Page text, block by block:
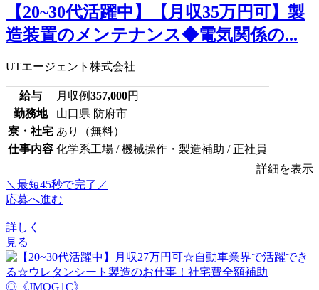
【20~30代活躍中】【月収35万円可】製
造装置のメンテナンス◆電気関係の...
UTエージェント株式会社
給与 月収例357,000円
勤務地
山口県 防府市
寮・社宅 あり（無料）
仕事内容 化学系工場 / 機械操作・製造補助 / 正社員
詳細を表示
＼最短45秒で完了／
応募へ進む
詳しく
見る